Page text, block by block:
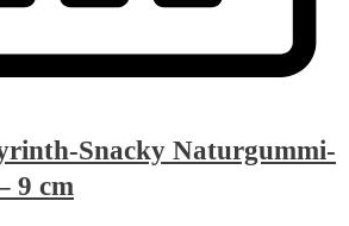
Snacky Naturgummi-
9 cm